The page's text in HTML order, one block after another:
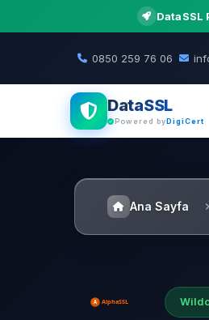
DataSSL
0850 259 76 06
DataSSL
Powered byDigiCert
Ana Sayfa